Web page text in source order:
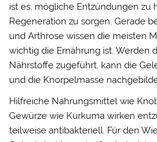
ist es, mögliche Entzündungen zu
Regeneration zu sorgen. Gerade
und Arthrose wissen die meisten
wichtig die Ernährung ist. Werden
Nährstoffe zugeführt, kann die
und die Knorpelmasse
Hilfreiche Nahrungsmittel wie
Gewürze wie Kurkuma wirken
teilweise antibakteriell. Für den